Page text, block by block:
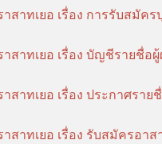
าทเยอ เรื่อง การรับสมัค
าทเยอ เรื่อง บัญชีรายชื่อ
าทเยอ เรื่อง ประกาศรา
สาทเยอ เรื่อง รับสมัครอา